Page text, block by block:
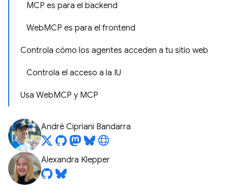
MCP es para el backend
WebMCP es para el frontend
Controla cómo los agentes acceden a tu sitio web
Controla el acceso a la IU
Usa WebMCP y MCP
André Cipriani Bandarra
Alexandra Klepper